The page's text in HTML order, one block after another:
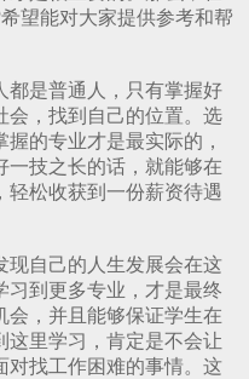
望能对大家提供参考和帮
是普通人，只有掌握好
会，找到自己的位置。选
的专业才是最实际的，
一技之长的话，就能够在
轻松收获到一份薪资待遇
现自己的人生发展会在这
习到更多专业，才是最终
会，并且能够保证学生在
这里学习，肯定是不会让
对找工作困难的事情。这